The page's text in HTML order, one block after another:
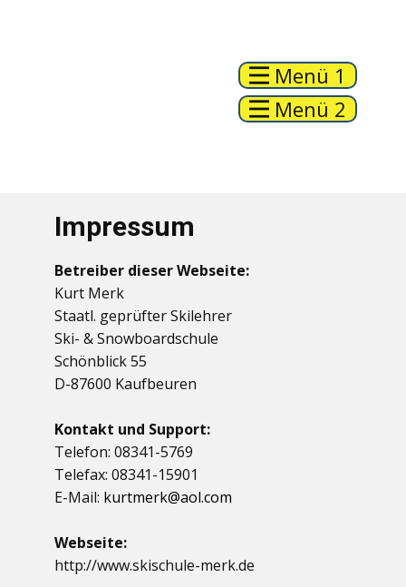
Menü 1
Menü 2
Impressum
Betreiber dieser Webseite:
Kurt Merk
Staatl. geprüfter Skilehrer
Ski- & Snowboardschule
Schönblick 55
D-87600 Kaufbeuren
Kontakt und Support:
Telefon: 08341-5769
Telefax: 08341-15901
E-Mail: kurtmerk@aol.com
Webseite:
http://www.skischule-merk.de